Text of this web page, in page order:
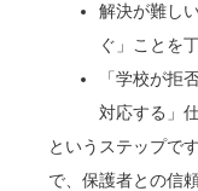
解決が難し
ぐ」ことを
「学校が拒
対応する」
というステップで
で、保護者との信